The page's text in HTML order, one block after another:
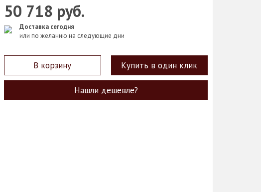
50 718 руб.
Доставка сегодня
или по желанию на следующие дни
В корзину Купить в один клик
Нашли дешевле?